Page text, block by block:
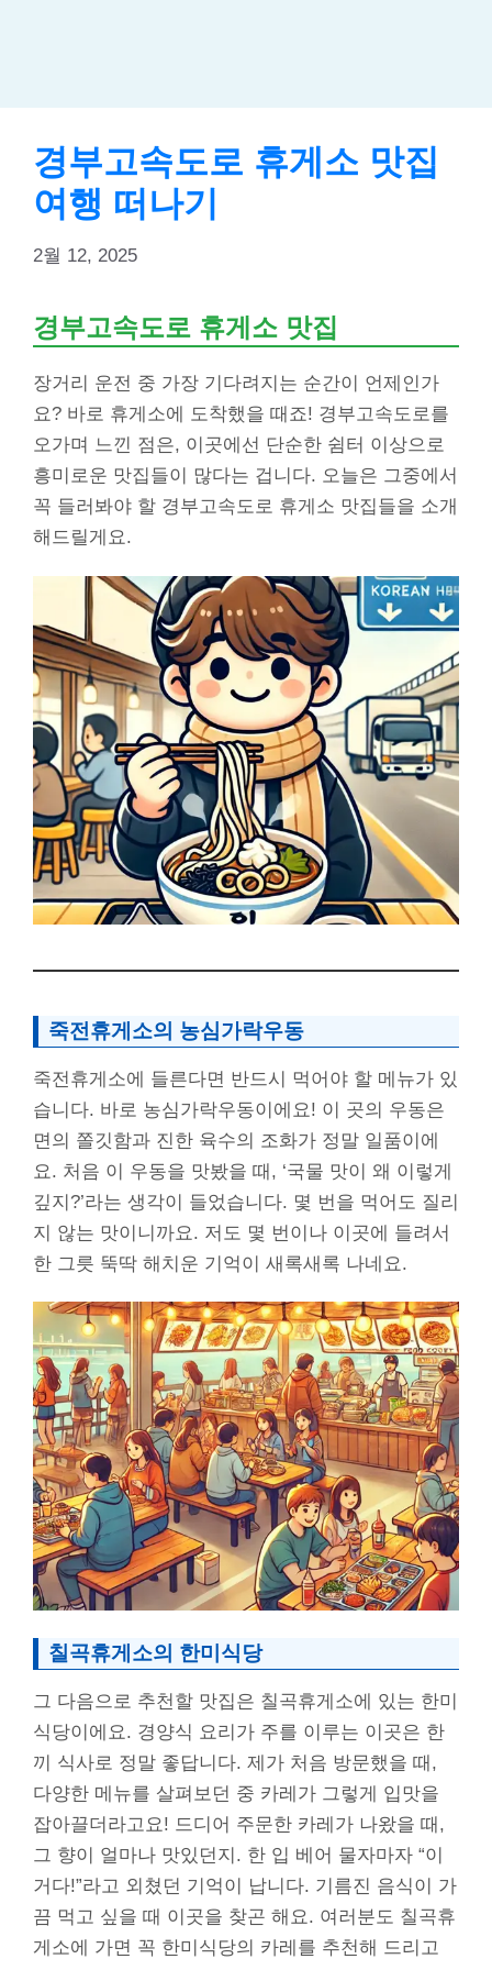
경부고속도로 휴게소 맛집
여행 떠나기
2월 12, 2025
경부고속도로 휴게소 맛집
장거리 운전 중 가장 기다려지는 순간이 언제인가
요? 바로 휴게소에 도착했을 때죠! 경부고속도로를
오가며 느낀 점은, 이곳에선 단순한 쉼터 이상으로
흥미로운 맛집들이 많다는 겁니다. 오늘은 그중에서
꼭 들러봐야 할 경부고속도로 휴게소 맛집들을 소개
해드릴게요.
죽전휴게소의 농심가락우동
죽전휴게소에 들른다면 반드시 먹어야 할 메뉴가 있
습니다. 바로 농심가락우동이에요! 이 곳의 우동은
면의 쫄깃함과 진한 육수의 조화가 정말 일품이에
요. 처음 이 우동을 맛봤을 때, ‘국물 맛이 왜 이렇게
깊지?’라는 생각이 들었습니다. 몇 번을 먹어도 질리
지 않는 맛이니까요. 저도 몇 번이나 이곳에 들려서
한 그릇 뚝딱 해치운 기억이 새록새록 나네요.
칠곡휴게소의 한미식당
그 다음으로 추천할 맛집은 칠곡휴게소에 있는 한미
식당이에요. 경양식 요리가 주를 이루는 이곳은 한
끼 식사로 정말 좋답니다. 제가 처음 방문했을 때,
다양한 메뉴를 살펴보던 중 카레가 그렇게 입맛을
잡아끌더라고요! 드디어 주문한 카레가 나왔을 때,
그 향이 얼마나 맛있던지. 한 입 베어 물자마자 “이
거다!”라고 외쳤던 기억이 납니다. 기름진 음식이 가
끔 먹고 싶을 때 이곳을 찾곤 해요. 여러분도 칠곡휴
게소에 가면 꼭 한미식당의 카레를 추천해 드리고